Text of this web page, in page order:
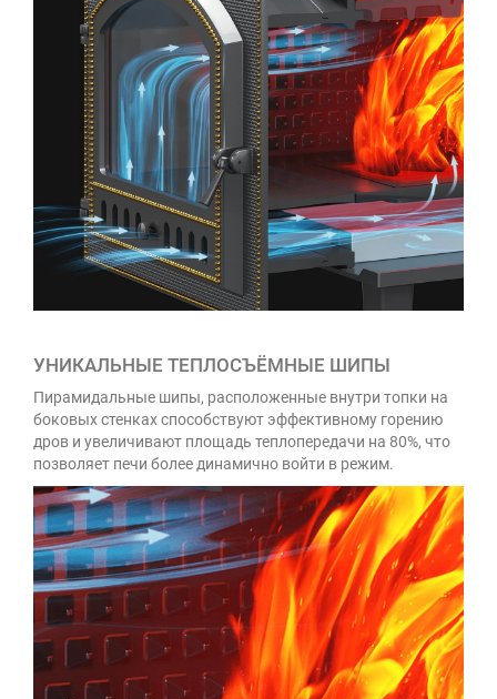
УНИКАЛЬНЫЕ ТЕПЛОСЪЁМНЫЕ ШИПЫ
Пирамидальные шипы, расположенные внутри топки на
боковых стенках способствуют эффективному горению
дров и увеличивают площадь теплопередачи на 80%, что
позволяет печи более динамично войти в режим.